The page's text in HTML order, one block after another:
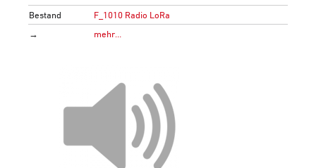
Bestand
F_1010 Radio LoRa
→
mehr…